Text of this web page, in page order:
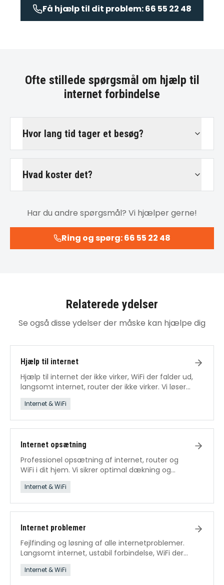
Få hjælp til dit problem: 66 55 22 48
Ofte stillede spørgsmål om hjælp til
internet forbindelse
Hvor lang tid tager et besøg?
Hvad koster det?
Har du andre spørgsmål? Vi hjælper gerne!
Ring og spørg: 66 55 22 48
Relaterede ydelser
Se også disse ydelser der måske kan hjælpe dig
Hjælp til internet
Hjælp til internet der ikke virker, WiFi der falder ud,
langsomt internet, router der ikke virker. Vi løser
alle internetproblemer.
Internet & WiFi
Internet opsætning
Professionel opsætning af internet, router og
WiFi i dit hjem. Vi sikrer optimal dækning og
hastighed fra dag ét.
Internet & WiFi
Internet problemer
Fejlfinding og løsning af alle internetproblemer.
Langsomt internet, ustabil forbindelse, WiFi der
falder ud – vi fikser det.
Internet & WiFi